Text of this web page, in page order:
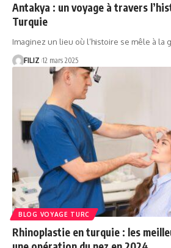
Antakya : un voyage à travers
Turquie
Imaginez un lieu où l’histoire se mêle à la
FILIZ 12 mars 2025
BLOG VOYAGE TURC
Rhinoplastie en turquie : les